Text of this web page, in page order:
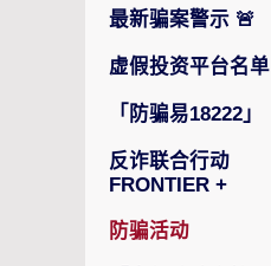
最新骗案警示 🚨
虚假投资平台名单
「防骗易18222」
反诈联合行动
FRONTIER +
防骗活动